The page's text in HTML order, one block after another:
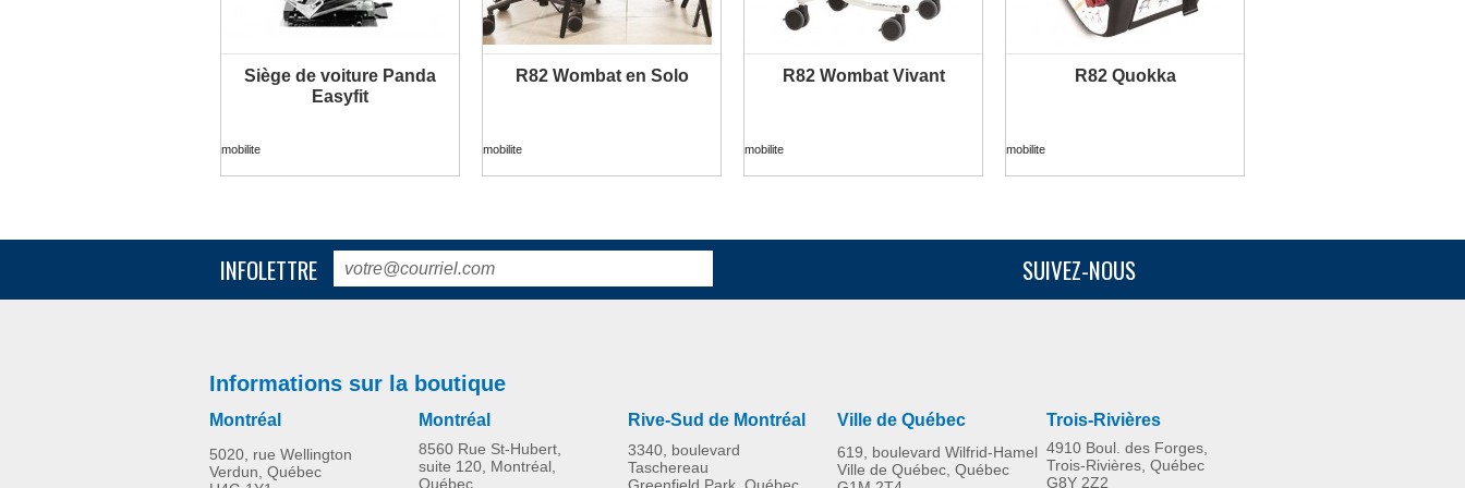
Siège de voiture Panda
Easyfit
mobilite
R82 Wombat en Solo
mobilite
R82 Wombat Vivant
mobilite
R82 Quokka
mobilite
PLUS D'INFORMATION PLUS D'INFORMATION PLUS D'INFORMATION PLUS D'INFORMATION
INFOLETTRE SUIVEZ-NOUS
Informations sur la boutique
Montréal
5020, rue Wellington
Verdun, Québec
Montréal
8560 Rue St-Hubert,
suite 120, Montréal,
Québec
Rive-Sud de Montréal
3340, boulevard
Taschereau
Greenfield Park, Québec
Ville de Québec
619, boulevard Wilfrid-Hamel
Ville de Québec, Québec
Trois-Rivières
4910 Boul. des Forges,
Trois-Rivières, Québec
G8Y 2Z2